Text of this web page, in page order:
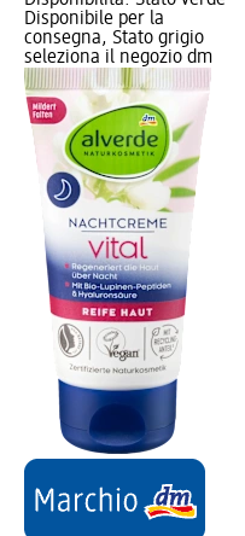
Disponibile per la
consegna, Stato grigio
seleziona il negozio dm